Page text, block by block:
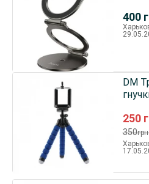
400
250
350
DM